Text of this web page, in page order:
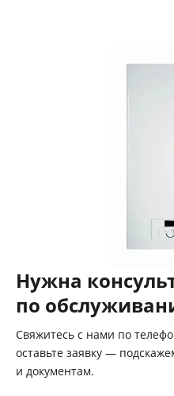
Нужна
по
Свяжитесь с нами по
оставьте заявку —
и документам.